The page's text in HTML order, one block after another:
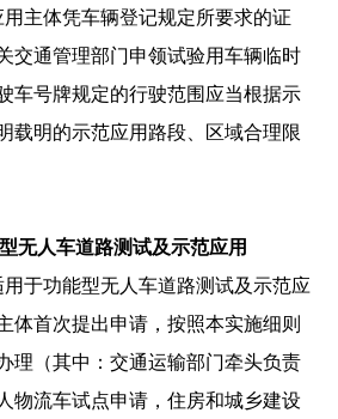
体凭车辆登记规定所要求的证
交通管理部门申领试验用车辆临时
车号牌规定的行驶范围应当根据示
载明的示范应用路段、区域合理限
无人车道路测试及示范应用
功能型无人车道路测试及示范应
体首次提出申请，按照本实施细则
理（其中：交通运输部门牵头负责
物流车试点申请，住房和城乡建设